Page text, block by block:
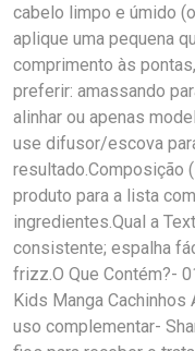
cabelo limpo e úmido
aplique uma pequena
comprimento às
preferir: amassando
alinhar ou apenas
use difusor/escova
resultado.Composição
produto para a lista
ingredientes.Qual a
consistente; espalha
frizz.O Que Contém?-
Kids Manga
uso complementar-